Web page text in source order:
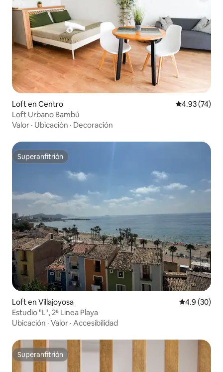
Loft en Centro Calificación
4.93 (74)
Loft Urbano Bambú
Valor · Ubicación · Decoración
Superanfitrión
Superanfitrión
Loft en Villajoyosa Calificación
4.9 (30)
Estudio "L", 2ª Linea Playa
Ubicación · Valor · Accesibilidad
Superanfitrión
Superanfitrión